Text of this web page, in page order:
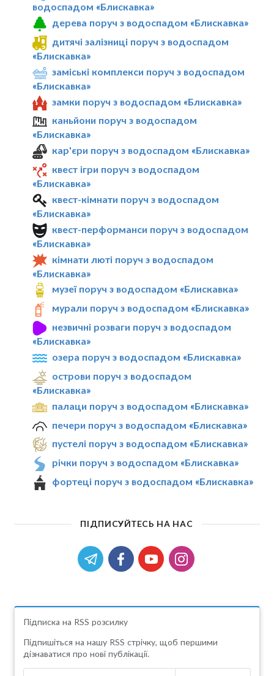
водоспадом «Блискавка»
дерева поруч з водоспадом «Блискавка»
дитячі залізниці поруч з водоспадом
«Блискавка»
заміські комплекси поруч з водоспадом
«Блискавка»
замки поруч з водоспадом «Блискавка»
каньйони поруч з водоспадом
«Блискавка»
кар'єри поруч з водоспадом «Блискавка»
квест ігри поруч з водоспадом
«Блискавка»
квест-кімнати поруч з водоспадом
«Блискавка»
квест-перформанси поруч з водоспадом
«Блискавка»
кімнати люті поруч з водоспадом
«Блискавка»
музеї поруч з водоспадом «Блискавка»
мурали поруч з водоспадом «Блискавка»
незвичні розваги поруч з водоспадом
«Блискавка»
озера поруч з водоспадом «Блискавка»
острови поруч з водоспадом
«Блискавка»
палаци поруч з водоспадом «Блискавка»
печери поруч з водоспадом «Блискавка»
пустелі поруч з водоспадом «Блискавка»
річки поруч з водоспадом «Блискавка»
фортеці поруч з водоспадом «Блискавка»
ПІДПИСУЙТЕСЬ НА НАС
Підписка на RSS розсилку
Підпишіться на нашу RSS стрічку, щоб першими
дізнаватися про нові публікації.